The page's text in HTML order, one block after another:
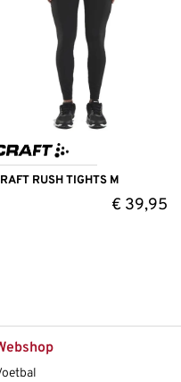
RUSH TIGHTS M
€ 39,95